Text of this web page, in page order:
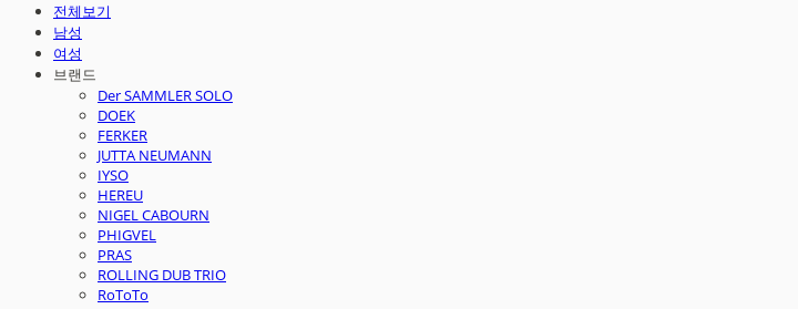
전체보기
남성
여성
브랜드
Der SAMMLER SOLO
DOEK
FERKER
JUTTA NEUMANN
IYSO
HEREU
NIGEL CABOURN
PHIGVEL
PRAS
ROLLING DUB TRIO
RoToTo